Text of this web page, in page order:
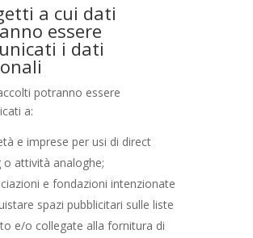
a cui dati
essere
i dati
potranno essere
a:
e imprese per usi di direct
o attività analoghe;
e fondazioni intenzionate
spazi pubblicitari sulle liste
e/o collegate alla fornitura di